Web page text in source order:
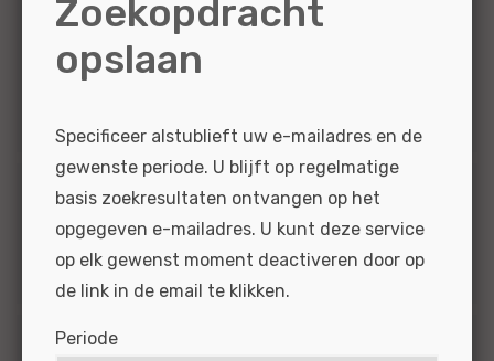
Personenauto's
Merk
Universeel
Zoekopdracht
opslaan
Specificeer alstublieft uw e-mailadres en de
gewenste periode. U blijft op regelmatige
basis zoekresultaten ontvangen op het
opgegeven e-mailadres. U kunt deze service
op elk gewenst moment deactiveren door op
de link in de email te klikken.
Periode